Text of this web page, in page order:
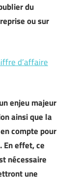
du
ou sur
d’affaire
enjeu majeur
ainsi que la
compte pour
En effet, ce
nécessaire
une